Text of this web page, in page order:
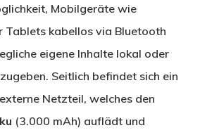
Mobilgeräte wie
Tablets kabellos via Bluetooth
eigene Inhalte lokal oder
Seitlich befindet sich ein
Netzteil, welches den
(3.000 mAh) auflädt und